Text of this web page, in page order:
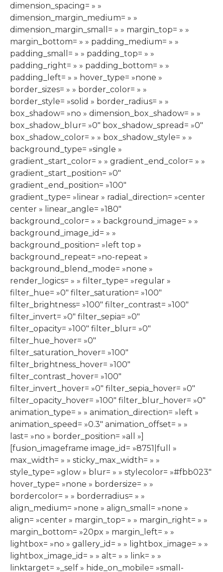
dimension_spacing= » »
dimension_margin_medium= » »
dimension_margin_small= » » margin_top= » »
margin_bottom= » » padding_medium= » »
padding_small= » » padding_top= » »
padding_right= » » padding_bottom= » »
padding_left= » » hover_type= »none »
border_sizes= » » border_color= » »
border_style= »solid » border_radius= » »
box_shadow= »no » dimension_box_shadow= » »
box_shadow_blur= »0″ box_shadow_spread= »0″
box_shadow_color= » » box_shadow_style= » »
background_type= »single »
gradient_start_color= » » gradient_end_color= » »
gradient_start_position= »0″
gradient_end_position= »100″
gradient_type= »linear » radial_direction= »center
center » linear_angle= »180″
background_color= » » background_image= » »
background_image_id= » »
background_position= »left top »
background_repeat= »no-repeat »
background_blend_mode= »none »
render_logics= » » filter_type= »regular »
filter_hue= »0″ filter_saturation= »100″
filter_brightness= »100″ filter_contrast= »100″
filter_invert= »0″ filter_sepia= »0″
filter_opacity= »100″ filter_blur= »0″
filter_hue_hover= »0″
filter_saturation_hover= »100″
filter_brightness_hover= »100″
filter_contrast_hover= »100″
filter_invert_hover= »0″ filter_sepia_hover= »0″
filter_opacity_hover= »100″ filter_blur_hover= »0″
animation_type= » » animation_direction= »left »
animation_speed= »0.3″ animation_offset= » »
last= »no » border_position= »all »]
[fusion_imageframe image_id= »8751|full »
max_width= » » sticky_max_width= » »
style_type= »glow » blur= » » stylecolor= »#fbb023″
hover_type= »none » bordersize= » »
bordercolor= » » borderradius= » »
align_medium= »none » align_small= »none »
align= »center » margin_top= » » margin_right= » »
margin_bottom= »20px » margin_left= » »
lightbox= »no » gallery_id= » » lightbox_image= » »
lightbox_image_id= » » alt= » » link= » »
linktarget= »_self » hide_on_mobile= »small-